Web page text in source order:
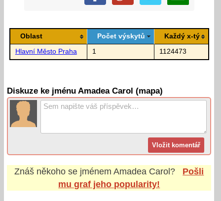
Oblast Počet výskytů Každý x-tý
Hlavní Město Praha 1 1124473
Diskuze ke jménu Amadea Carol (mapa)
Znáš někoho se jménemAmadea Carol?
Pošli
mu graf jeho popularity!